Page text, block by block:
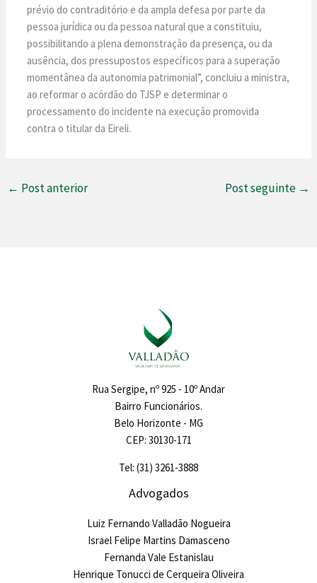
prévio do contraditório e da ampla defesa por parte da
pessoa jurídica ou da pessoa natural que a constituiu,
possibilitando a plena demonstração da presença, ou da
ausência, dos pressupostos específicos para a superação
momentânea da autonomia patrimonial”, concluiu a ministra,
ao reformar o acórdão do TJSP e determinar o
processamento do incidente na execução promovida
contra o titular da Eireli.
← Post anterior Post seguinte →
Rua Sergipe, nº 925 - 10º Andar
Bairro Funcionários.
Belo Horizonte - MG
CEP: 30130-171
Tel: (31) 3261-3888
Advogados
Luiz Fernando Valladão Nogueira
Israel Felipe Martins Damasceno
Fernanda Vale Estanislau
Henrique Tonucci de Cerqueira Oliveira